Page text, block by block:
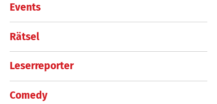
Events
Rätsel
Leserreporter
Comedy